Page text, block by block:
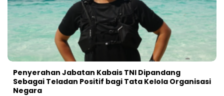
Penyerahan Jabatan Kabais TNI Dipandang
Sebagai Teladan Positif bagi Tata Kelola Organisasi
Negara